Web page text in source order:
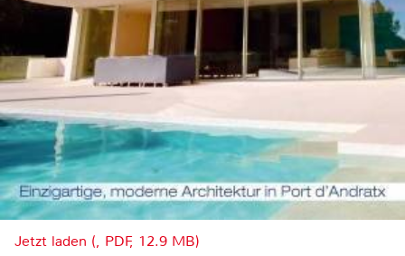
Jetzt laden (, PDF, 12.9 MB)